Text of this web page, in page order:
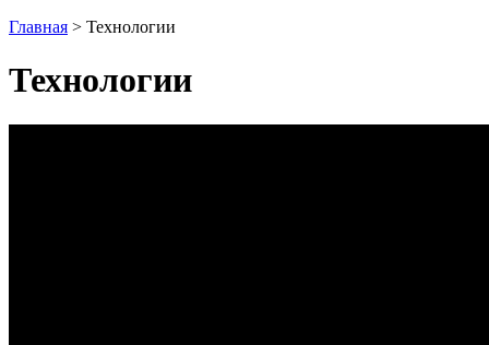
Главная > Технологии
Технологии